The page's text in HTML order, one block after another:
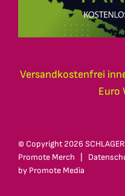
Versandkostenfrei
Euro
© Copyright 2026
Promote Merch
by Promote Media